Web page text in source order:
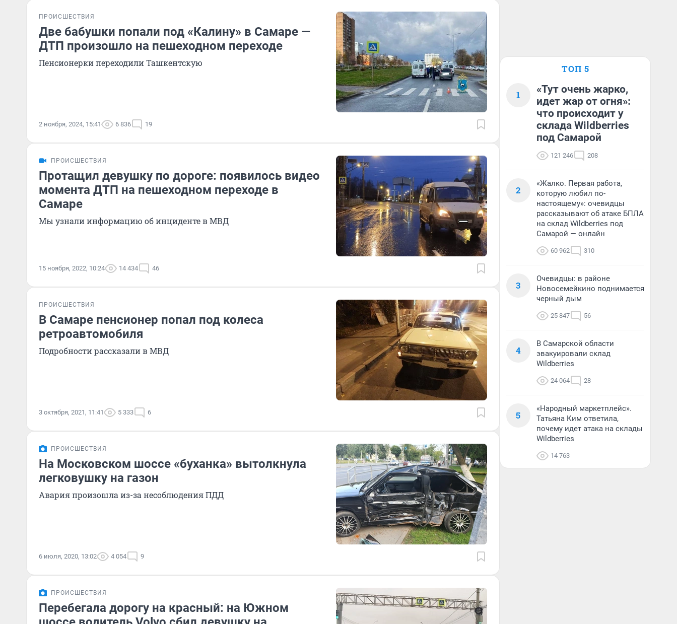
ПРОИСШЕСТВИЯ
Две бабушки попали под «Калину» в Самаре —
ДТП произошло на пешеходном переходе
Пенсионерки переходили Ташкентскую
2 ноября, 2024, 15:41 6 836 19
ПРОИСШЕСТВИЯ
Протащил девушку по дороге: появилось видео
момента ДТП на пешеходном переходе в
Самаре
Мы узнали информацию об инциденте в МВД
15 ноября, 2022, 10:24 14 434 46
ПРОИСШЕСТВИЯ
В Самаре пенсионер попал под колеса
ретроавтомобиля
Подробности рассказали в МВД
3 октября, 2021, 11:41 5 333 6
ПРОИСШЕСТВИЯ
На Московском шоссе «буханка» вытолкнула
легковушку на газон
Авария произошла из-за несоблюдения ПДД
6 июля, 2020, 13:02 4 054 9
ПРОИСШЕСТВИЯ
Перебегала дорогу на красный: на Южном
ТОП 5
1
«Тут очень жарко,
идет жар от огня»:
что происходит у
склада Wildberries
под Самарой
121 246 208
2
«Жалко. Первая работа,
которую любил по-
настоящему»: очевидцы
рассказывают об атаке БПЛА
на склад Wildberries под
Самарой — онлайн
60 962 310
3
Очевидцы: в районе
Новосемейкино поднимается
черный дым
25 847 56
4
В Самарской области
эвакуировали склад
Wildberries
24 064 28
5
«Народный маркетплейс».
Татьяна Ким ответила,
почему идет атака на склады
Wildberries
14 763